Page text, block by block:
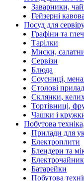
Заварники,
Гейзерні
Посуд для
Графіни та
Тарілки
Миски,
Сервізи
Блюда
Соусниці,
Столові
Склянки,
Тортівниці,
Чашки і
Побутова
Прилади для
Електроплити
Блендери та
Батарейки
Побутова